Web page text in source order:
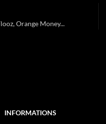
Orange Money...
INFORMATIONS